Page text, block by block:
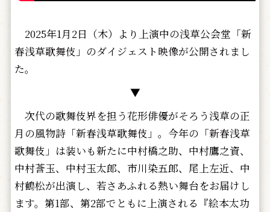
2025年1月2日（木）より上演中の浅草公会堂「新
春浅草歌舞伎」のダイジェスト映像が公開されまし
た。
▼
次代の歌舞伎界を担う花形俳優がそろう浅草の正
月の風物詩「新春浅草歌舞伎」。今年の「新春浅草
歌舞伎」は装いも新たに中村橋之助、中村鷹之資、
中村莟玉、中村玉太郎、市川染五郎、尾上左近、中
村鶴松が出演し、若さあふれる熱い舞台をお届けし
ます。第1部、第2部でともに上演される『絵本太功